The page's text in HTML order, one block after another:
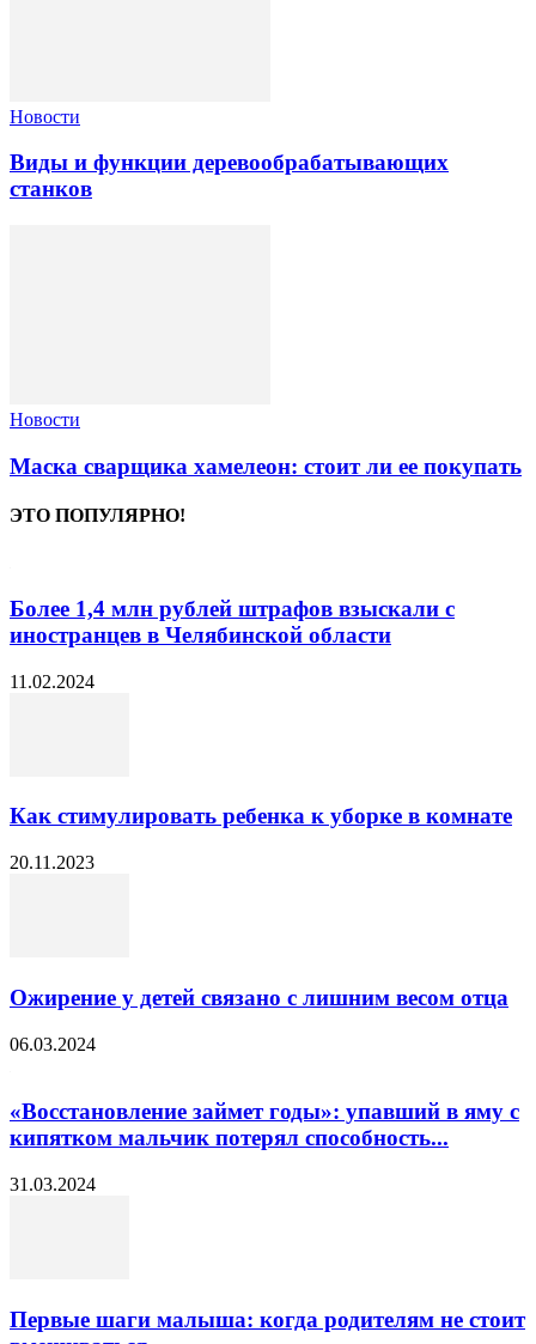
Новости
Виды и функции деревообрабатывающих
станков
Новости
Маска сварщика хамелеон: стоит ли ее покупать
ЭТО ПОПУЛЯРНО!
Более 1,4 млн рублей штрафов взыскали с
иностранцев в Челябинской области
11.02.2024
Как стимулировать ребенка к уборке в комнате
20.11.2023
Ожирение у детей связано с лишним весом отца
06.03.2024
«Восстановление займет годы»: упавший в яму с
кипятком мальчик потерял способность...
31.03.2024
Первые шаги малыша: когда родителям не стоит